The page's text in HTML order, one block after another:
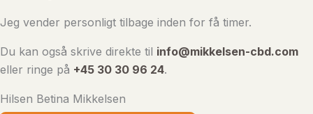
Jeg vender personligt tilbage inden for få timer.
Du kan også skrive direkte til info@mikkelsen-cbd.com
eller ringe på +45 30 30 96 24.
Hilsen Betina Mikkelsen